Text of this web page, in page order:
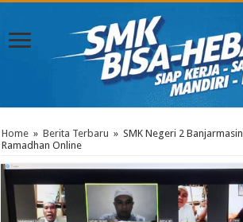
Home » Berita Terbaru » SMK Negeri 2
Ramadhan Online